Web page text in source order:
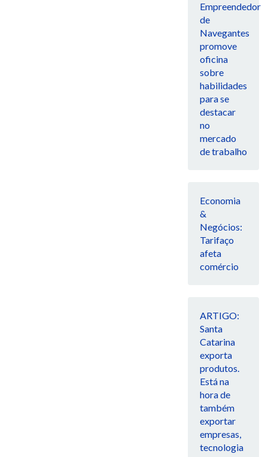
Empreendedor
de
Navegantes
promove
oficina
sobre
habilidades
para se
destacar
no
mercado
de trabalho
Economia
&
Negócios:
Tarifaço
afeta
comércio
ARTIGO:
Santa
Catarina
exporta
produtos.
Está na
hora de
também
exportar
empresas,
tecnologia